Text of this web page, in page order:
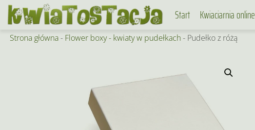
Skip
Start Kwiaciarnia online
Strona główna- Flower boxy - kwiaty w pudełkach - Pudełko z różą